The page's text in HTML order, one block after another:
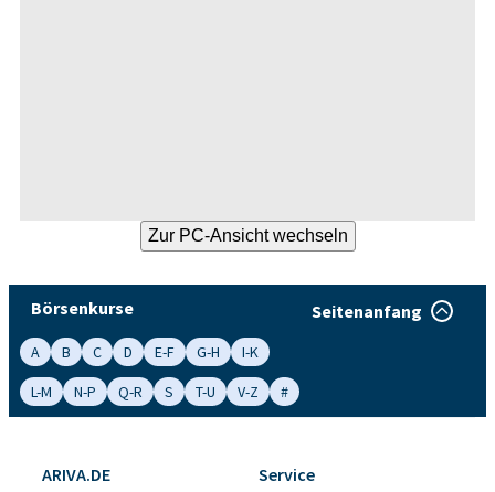
Börsenkurse Seitenanfang
A B C D E-F G-H
I-K
L-M
N-P Q-R S T-U V-Z #
ARIVA.DE Service